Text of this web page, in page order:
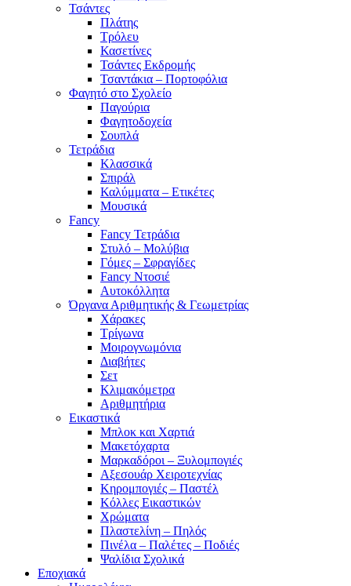
Τσάντες
Πλάτης
Τρόλευ
Κασετίνες
Τσάντες Εκδρομής
Τσαντάκια – Πορτοφόλια
Φαγητό στο Σχολείο
Παγούρια
Φαγητοδοχεία
Σουπλά
Τετράδια
Κλασσικά
Σπιράλ
Καλύμματα – Ετικέτες
Μουσικά
Fancy
Fancy Τετράδια
Στυλό – Μολύβια
Γόμες – Σφραγίδες
Fancy Ντοσιέ
Αυτοκόλλητα
Όργανα Αριθμητικής & Γεωμετρίας
Χάρακες
Τρίγωνα
Mοιρογνωμόνια
Διαβήτες
Σετ
Κλιμακόμετρα
Αριθμητήρια
Εικαστικά
Μπλοκ και Χαρτιά
Μακετόχαρτα
Μαρκαδόροι – Ξυλομπογιές
Αξεσουάρ Χειροτεχνίας
Κηρομπογιές – Παστέλ
Κόλλες Εικαστικών
Χρώματα
Πλαστελίνη – Πηλός
Πινέλα – Παλέτες – Ποδιές
Ψαλίδια Σχολικά
Εποχιακά